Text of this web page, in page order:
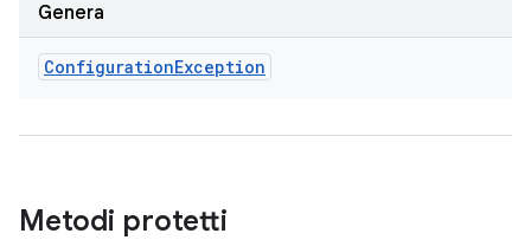
Genera
ConfigurationException
Metodi protetti